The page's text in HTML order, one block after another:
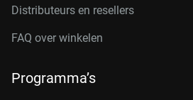
Distributeurs en resellers
FAQ over winkelen
Programma’s